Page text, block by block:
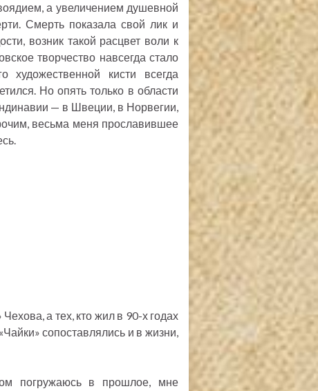
а увеличением душевной
Смерть показала свой лик и
возник такой расцвет воли к
творчество навсегда стало
кисти всегда
Но опять только в области
— в Швеции, в Норвегии,
весьма меня прославившее
а тех, кто жил в 90-х годах
сопоставлялись и в жизни,
погружаюсь в прошлое, мне